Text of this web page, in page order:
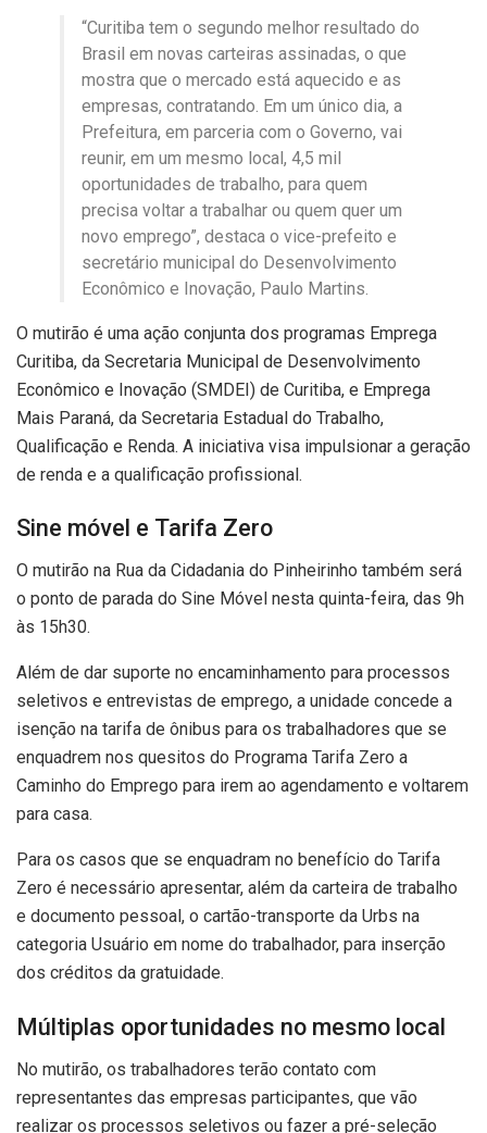
“Curitiba tem o segundo melhor resultado do
Brasil em novas carteiras assinadas, o que
mostra que o mercado está aquecido e as
empresas, contratando. Em um único dia, a
Prefeitura, em parceria com o Governo, vai
reunir, em um mesmo local, 4,5 mil
oportunidades de trabalho, para quem
precisa voltar a trabalhar ou quem quer um
novo emprego”, destaca o vice-prefeito e
secretário municipal do Desenvolvimento
Econômico e Inovação, Paulo Martins.
O mutirão é uma ação conjunta dos programas Emprega
Curitiba, da Secretaria Municipal de Desenvolvimento
Econômico e Inovação (SMDEI) de Curitiba, e Emprega
Mais Paraná, da Secretaria Estadual do Trabalho,
Qualificação e Renda. A iniciativa visa impulsionar a geração
de renda e a qualificação profissional.
Sine móvel e Tarifa Zero
O mutirão na Rua da Cidadania do Pinheirinho também será
o ponto de parada do Sine Móvel nesta quinta-feira, das 9h
às 15h30.
Além de dar suporte no encaminhamento para processos
seletivos e entrevistas de emprego, a unidade concede a
isenção na tarifa de ônibus para os trabalhadores que se
enquadrem nos quesitos do Programa Tarifa Zero a
Caminho do Emprego para irem ao agendamento e voltarem
para casa.
Para os casos que se enquadram no benefício do Tarifa
Zero é necessário apresentar, além da carteira de trabalho
e documento pessoal, o cartão-transporte da Urbs na
categoria Usuário em nome do trabalhador, para inserção
dos créditos da gratuidade.
Múltiplas oportunidades no mesmo local
No mutirão, os trabalhadores terão contato com
representantes das empresas participantes, que vão
realizar os processos seletivos ou fazer a pré-seleção